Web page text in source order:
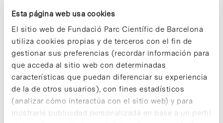
Esta página web usa cookies
El sitio web de Fundació Parc Científic de Barcelona
utiliza cookies propias y de terceros con el fin de
gestionar sus preferencias (recordar información para
que acceda al sitio web con determinadas
características que puedan diferenciar su experiencia
de la de otros usuarios), con fines estadísticos
(analizar cómo interactúa con el sitio web) y para
mostrarle publicidad personalizada en base a un perfil
El invitado de honor de la ceremonia fue Briant
Lin, emprendedor en medical devices y director
médico de la Consultative Medicine Clinic en
laUniversidad de Stanford. Lin volvió a resaltar
que “la innovación a través del
design thinking
basa en la definición de necesidades” y que
“todos los innovadores en salud hemos escogido
el camino de re-inventar la medicina para ayudar a
los pacientes a tener una vida mejor”.